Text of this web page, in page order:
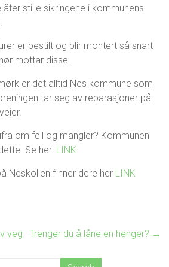
stille sikringene i kommunens
er bestilt og blir montert så snart
mottar disse.
er det alltid Nes kommune som
tar seg av reparasjoner på
om feil og mangler? Kommunen
Se her. LINK
Neskollen finner dere her LINK
veg Trenger du å låne en henger? →